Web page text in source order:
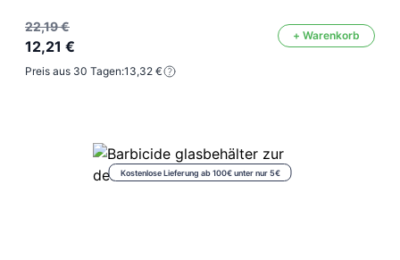
22,19 €
12,21 €
+ Warenkorb
Preis aus 30 Tagen:13,32 €
Kostenlose Lieferung ab 100€ unter nur 5€